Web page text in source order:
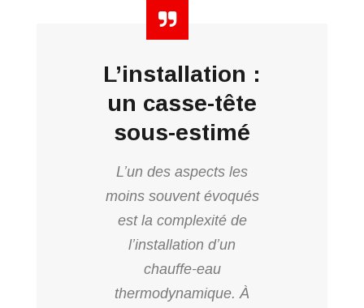
L’installation :
un casse-tête
sous-estimé
L’un des aspects les
moins souvent évoqués
est la complexité de
l’installation d’un
chauffe-eau
thermodynamique. À